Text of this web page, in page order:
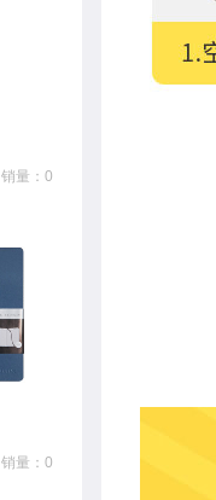
销量：0
销量：0